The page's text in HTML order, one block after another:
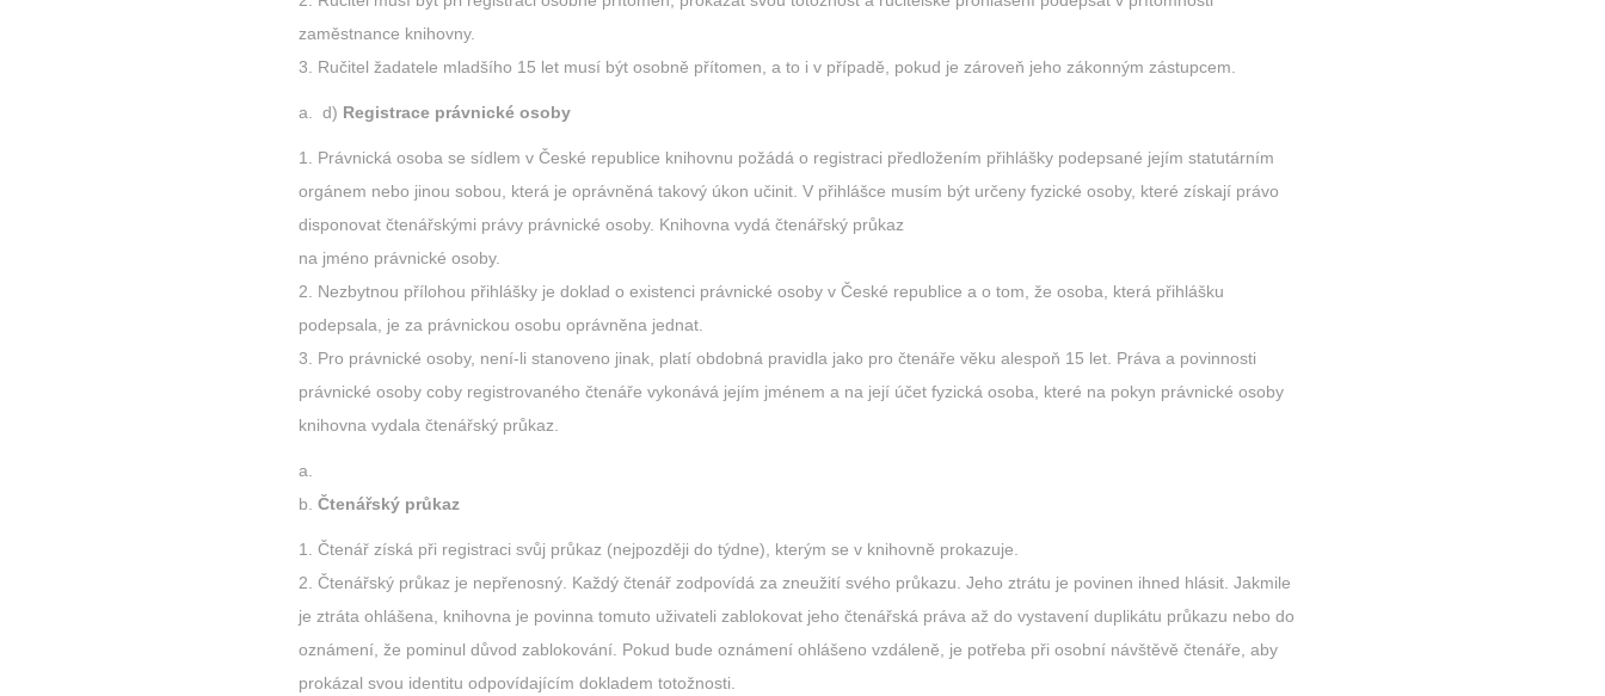
zaměstnance knihovny.
Ručitel žadatele mladšího 15 let musí být osobně přítomen, a to i v případě, pokud je zároveň jeho zákonným zástupcem.
d) Registrace právnické osoby
Právnická osoba se sídlem v České republice knihovnu požádá o registraci předložením přihlášky podepsané jejím statutárním
orgánem nebo jinou sobou, která je oprávněná takový úkon učinit. V přihlášce musím být určeny fyzické osoby, které získají právo
disponovat čtenářskými právy právnické osoby. Knihovna vydá čtenářský průkaz
na jméno právnické osoby.
Nezbytnou přílohou přihlášky je doklad o existenci právnické osoby v České republice a o tom, že osoba, která přihlášku
podepsala, je za právnickou osobu oprávněna jednat.
Pro právnické osoby, není-li stanoveno jinak, platí obdobná pravidla jako pro čtenáře věku alespoň 15 let. Práva a povinnosti
právnické osoby coby registrovaného čtenáře vykonává jejím jménem a na její účet fyzická osoba, které na pokyn právnické osoby
knihovna vydala čtenářský průkaz.
Čtenářský průkaz
Čtenář získá při registraci svůj průkaz (nejpozději do týdne), kterým se v knihovně prokazuje.
Čtenářský průkaz je nepřenosný. Každý čtenář zodpovídá za zneužití svého průkazu. Jeho ztrátu je povinen ihned hlásit. Jakmile
je ztráta ohlášena, knihovna je povinna tomuto uživateli zablokovat jeho čtenářská práva až do vystavení duplikátu průkazu nebo do
oznámení, že pominul důvod zablokování. Pokud bude oznámení ohlášeno vzdáleně, je potřeba při osobní návštěvě čtenáře, aby
prokázal svou identitu odpovídajícím dokladem totožnosti.